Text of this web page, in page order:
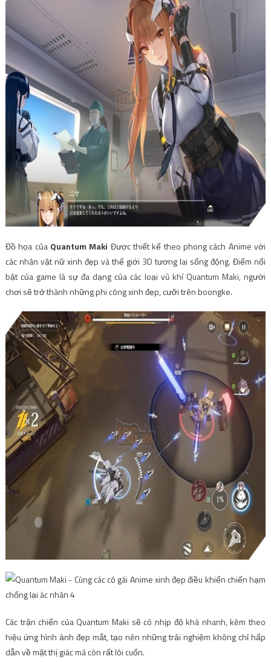
Đồ họa củaQuantum Maki Được thiết kế theo phong cách Anime với
các nhân vật nữ xinh đẹp và thế giới 3D tương lai sống động. Điểm nổi
bật của game là sự đa dạng của các loại vũ khí Quantum Maki, người
chơi sẽ trở thành những phi công xinh đẹp, cưỡi trên boongke.
Các trận chiến của Quantum Maki sẽ có nhịp độ khá nhanh, kèm theo
hiệu ứng hình ảnh đẹp mắt, tạo nên những trải nghiệm không chỉ hấp
dẫn về mặt thị giác mà còn rất lôi cuốn.